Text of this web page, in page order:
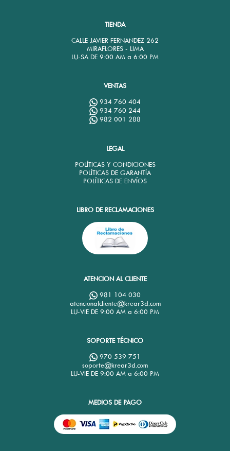
TIENDA
CALLE JAVIER FERNANDEZ 262
MIRAFLORES - LIMA
LU-SA DE 9:00 AM a 6:00 PM
VENTAS
934 760 404
934 760 244
982 001 288
LEGAL
POLÍTICAS Y CONDICIONES
POLÍTICAS DE GARANTÍA
POLÍTICAS DE ENVÍOS
LIBRO DE RECLAMACIONES
ATENCION AL CLIENTE
981 104 030
atencionalcliente@krear3d.com
LU-VIE DE 9:00 AM a 6:00 PM
SOPORTE TÉCNICO
970 539 751
soporte@krear3d.com
LU-VIE DE 9:00 AM a 6:00 PM
MEDIOS DE PAGO